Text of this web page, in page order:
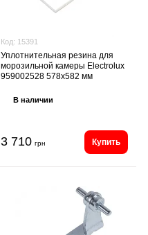
Код: 15391
Уплотнительная резина для
морозильной камеры Electrolux
959002528 578x582 мм
В наличии
3 710 грн Купить